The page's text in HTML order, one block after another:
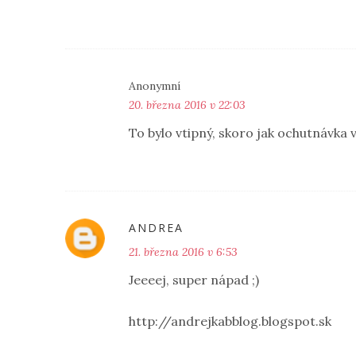
Anonymní
20. března 2016 v 22:03
To bylo vtipný, skoro jak ochutnávka
ANDREA
21. března 2016 v 6:53
Jeeeej, super nápad ;)
http://andrejkabblog.blogspot.sk